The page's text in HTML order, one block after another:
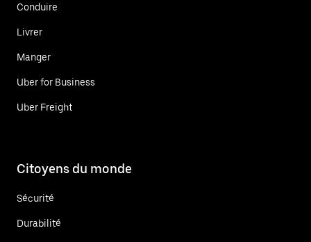
Conduire
Livrer
Manger
Uber for Business
Uber Freight
Citoyens du monde
Sécurité
Durabilité